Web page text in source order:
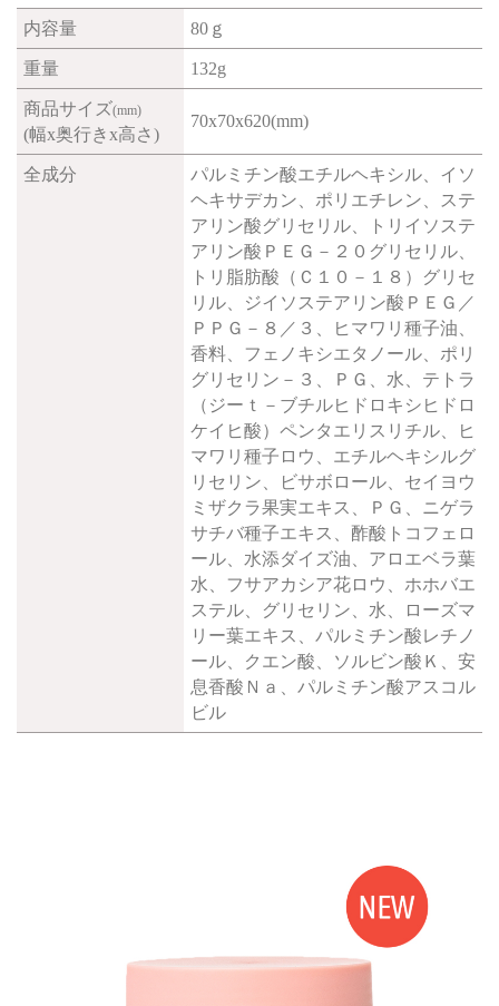
内容量 80ｇ
重量 132g
商品サイズ(mm)
(幅x奥行きx高さ)
70x70x620(mm)
全成分
パルミチン酸エチルヘキシル、イソ
ヘキサデカン、ポリエチレン、ステ
アリン酸グリセリル、トリイソステ
アリン酸ＰＥＧ－２０グリセリル、
トリ脂肪酸（Ｃ１０－１８）グリセ
リル、ジイソステアリン酸ＰＥＧ／
ＰＰＧ－８／３、ヒマワリ種子油、
香料、フェノキシエタノール、ポリ
グリセリン－３、ＰＧ、水、テトラ
（ジーｔ－ブチルヒドロキシヒドロ
ケイヒ酸）ペンタエリスリチル、ヒ
マワリ種子ロウ、エチルヘキシルグ
リセリン、ビサボロール、セイヨウ
ミザクラ果実エキス、ＰＧ、ニゲラ
サチバ種子エキス、酢酸トコフェロ
ール、水添ダイズ油、アロエベラ葉
水、フサアカシア花ロウ、ホホバエ
ステル、グリセリン、水、ローズマ
リー葉エキス、パルミチン酸レチノ
ール、クエン酸、ソルビン酸Ｋ、安
息香酸Ｎａ、パルミチン酸アスコル
ビル